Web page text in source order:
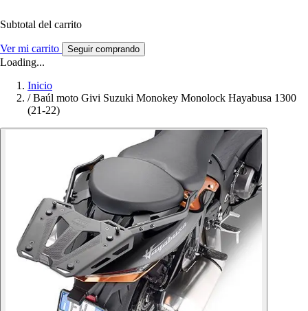
Subtotal del carrito
Ver mi carrito Seguir comprando
Loading...
Inicio
/ Baúl moto Givi Suzuki Monokey Monolock Hayabusa 1300
(21-22)